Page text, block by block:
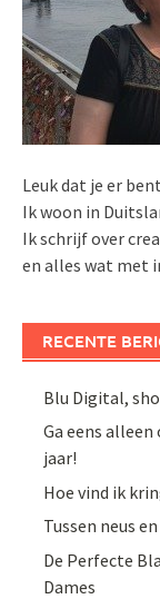
Leuk dat je er
Ik woon in
Ik schrijf over
en alles wat met
RECENTE
Blu Digital,
Ga eens
jaar!
Hoe vind ik
Tussen neus
De Perfecte
Dames